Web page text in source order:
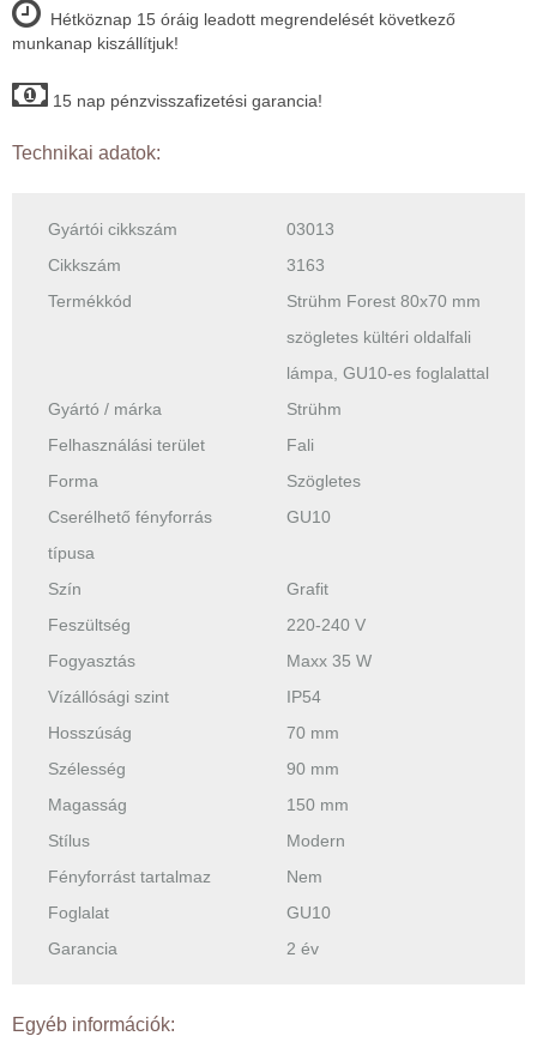
Hétköznap 15 óráig leadott megrendelését következő
munkanap kiszállítjuk!
15 nap pénzvisszafizetési garancia!
Technikai adatok:
Gyártói cikkszám
03013
Cikkszám
3163
Termékkód
Strühm Forest 80x70 mm
szögletes kültéri oldalfali
lámpa, GU10-es foglalattal
Gyártó / márka
Strühm
Felhasználási terület
Fali
Forma
Szögletes
Cserélhető fényforrás
típusa
GU10
Szín
Grafit
Feszültség
220-240 V
Fogyasztás
Maxx 35 W
Vízállósági szint
IP54
Hosszúság
70 mm
Szélesség
90 mm
Magasság
150 mm
Stílus
Modern
Fényforrást tartalmaz
Nem
Foglalat
GU10
Garancia
2 év
Egyéb információk: